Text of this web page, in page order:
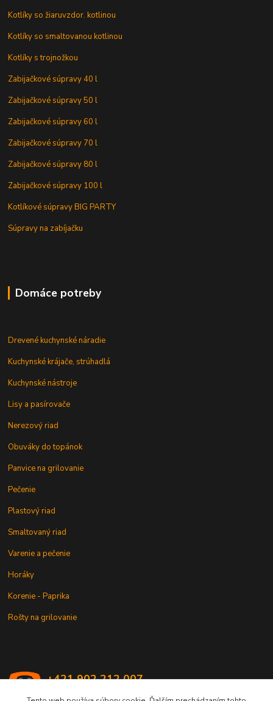
Kotlíky so žiaruvzdor. kotlinou
Kotlíky so smaltovanou kotlinou
Kotlíky s trojnožkou
Zabijačkové súpravy 40 l
Zabijačkové súpravy 50 l
Zabijačkové súpravy 60 l
Zabijačkové súpravy 70 l
Zabijačkové súpravy 80 l
Zabijačkové súpravy 100 l
Kotlíkové súpravy BIG PARTY
Súpravy na zabíjačku
Domáce potreby
Drevené kuchynské náradie
Kuchynské krájače, strúhadlá
Kuchynské nástroje
Lisy a pasírovače
Nerezový riad
Obuváky do topánok
Panvice na grilovanie
Pečenie
Plastový riad
Smaltovaný riad
Varenie a pečenie
Horáky
Korenie - Paprika
Rošty na grilovanie
+421 902 212 007